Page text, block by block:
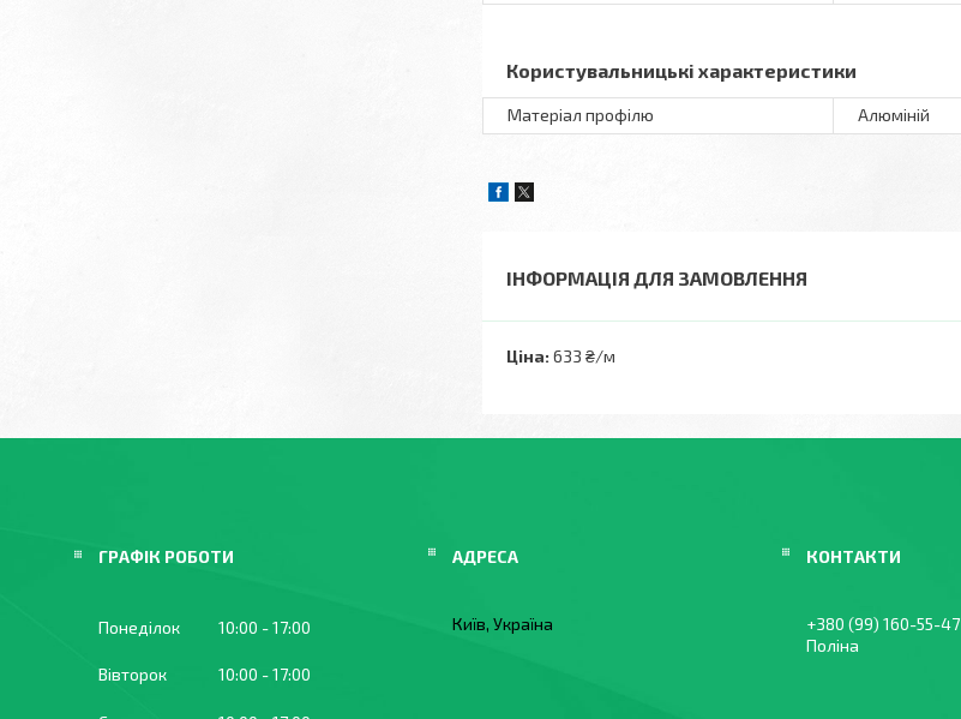
Користувальницькі характеристики
Матеріал профілю Алюміній
ІНФОРМАЦІЯ ДЛЯ ЗАМОВЛЕННЯ
Ціна: 633 ₴/м
ГРАФІК РОБОТИ
Понеділок 10:00 17:00
Вівторок 10:00 17:00
Київ, Україна
+380 (99) 160-55-47
Поліна